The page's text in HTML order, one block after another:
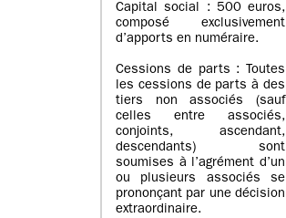
Capital social : 500 euros,
composé exclusivement
d’apports en numéraire.
Cessions de parts : Toutes
les cessions de parts à des
tiers non associés (sauf
celles entre associés,
conjoints, ascendant,
descendants) sont
soumises à l’agrément d’un
ou plusieurs associés se
prononçant par une décision
extraordinaire.